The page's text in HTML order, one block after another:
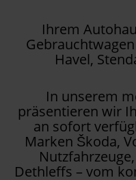
Ihrem
Havel,
In unserem
präsentieren wir
an sofort
Marken Škoda,
Dethleffs – vom